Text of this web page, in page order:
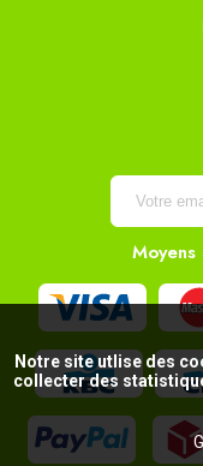
Notre site utlise des
collecter des